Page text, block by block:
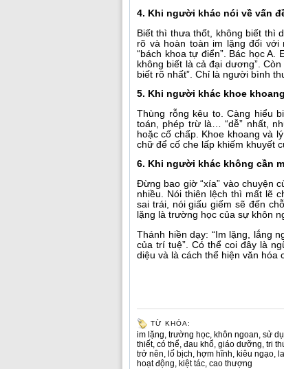
4. Khi người khác nói về vấn
Biết thì thưa thốt, không biết thì
rõ và hoàn toàn im lặng đối
“bách khoa tự điển”. Bác học A.
không biết là cả đại dương”.
biết rõ nhất”. Chỉ là người bình
5. Khi người khác khoe
Thùng rỗng kêu to. Càng hiểu
toán, phép trừ là… “dễ” nhất,
hoặc cố chấp. Khoe khoang và
chữ để cố che lấp khiếm khuyết
6. Khi người khác không cần
Đừng bao giờ “xía” vào chuyện
nhiều. Nói thiên lệch thì mất lẽ
sai trái, nói giấu giếm sẽ đến
lặng là trường học của sự khôn
Thánh hiền dạy: “Im lặng, lắng
của trí tuệ”. Có thể coi đây là
diệu và là cách thể hiện văn hóa
TỪ KHÓA:
im lặng, trường học, khôn ngoan, sử
thiết, có thể, đau khổ, giáo dưỡng, tri
trở nên, lố bịch, hợm hĩnh, kiêu ngạo,
hoạt động, kiệt tác, cao thượng